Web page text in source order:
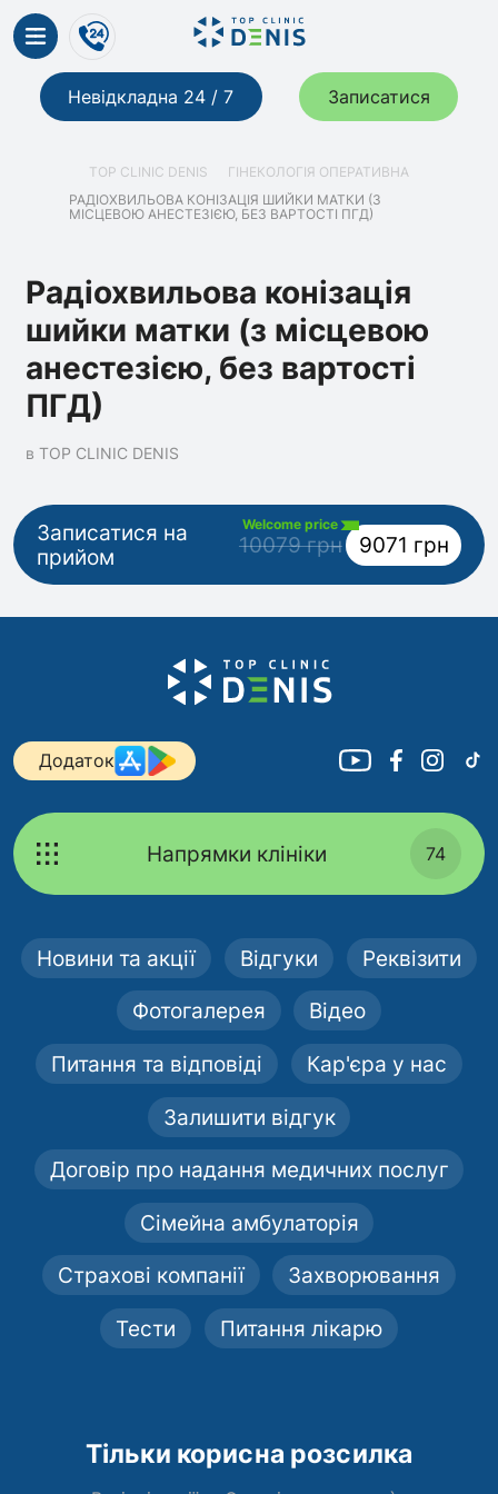
Невідкладна 24 / 7 Записатися
TOP CLINIC DENIS
ГІНЕКОЛОГІЯ ОПЕРАТИВНА
РАДІОХВИЛЬОВА КОНІЗАЦІЯ ШИЙКИ МАТКИ (З
МІСЦЕВОЮ АНЕСТЕЗІЄЮ, БЕЗ ВАРТОСТІ ПГД)
Радіохвильова конізація
шийки матки (з місцевою
анестезією, без вартості
ПГД)
в TOP CLINIC DENIS
Записатися на
прийом
Welcome price
10079 грн 9071 грн
Додаток
Напрямки клініки 74
Новини та акції Відгуки Реквізити
Фотогалерея Відео
Питання та відповіді Кар'єра у нас
Залишити відгук
Договір про надання медичних послуг
Сімейна амбулаторія
Страхові компанії Захворювання
Тести Питання лікарю
Тільки корисна розсилка